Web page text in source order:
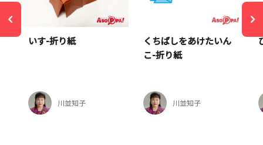
いす-折り紙
川並知子
くちばしをあけたいん
こ-折り紙
川並知子